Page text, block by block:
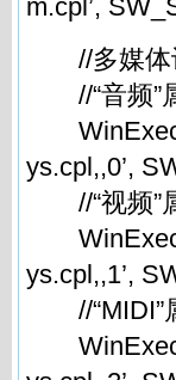
m.cpl’,
//多媒体
//“音频”
ys.cpl,,0’,
//“视频”
ys.cpl,,1’,
//“MIDI”